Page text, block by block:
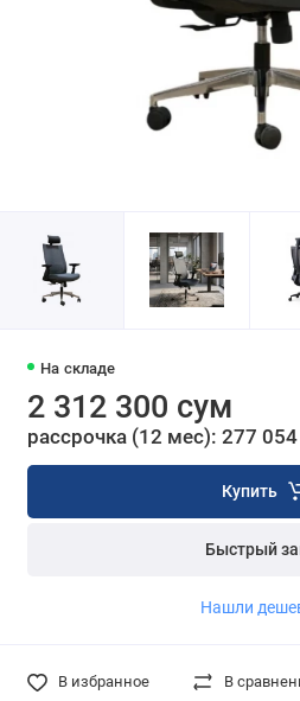
На складе
2 312 300 сум
рассрочка (12 мес): 277
Купить
Быстрый
Нашли
В избранное В